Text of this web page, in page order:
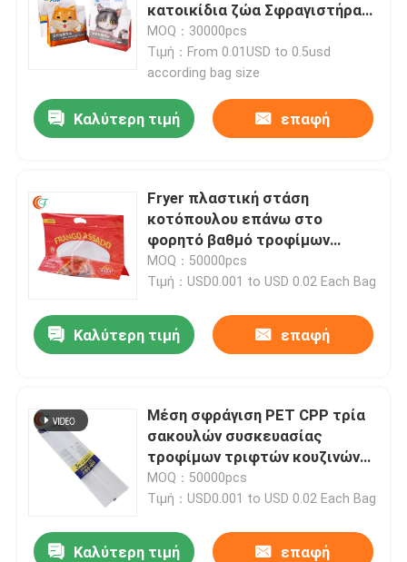
κατοικίδια ζώα Σφραγιστήρα
Πάνω Στάσου Τάσα Ματ
πλαστικές σακούλες
συσκευασίας
MOQ：30000pcs
Τιμή：From 0.01USD to 0.5usd
according bag size
Καλύτερη τιμή επαφή
Fryer πλαστική στάση
κοτόπουλου επάνω στο
φορητό βαθμό τροφίμων
αποθήκευσης σακουλών
MOQ：50000pcs
Τιμή：USD0.001 to USD 0.02 Each Bag
Καλύτερη τιμή επαφή
Μέση σφράγιση PET CPP τρία
σακουλών συσκευασίας
τροφίμων τριφτών κουζινών
δευτερεύουσα τσάντα
σφραγίδων
MOQ：50000pcs
Τιμή：USD0.001 to USD 0.02 Each Bag
Καλύτερη τιμή επαφή